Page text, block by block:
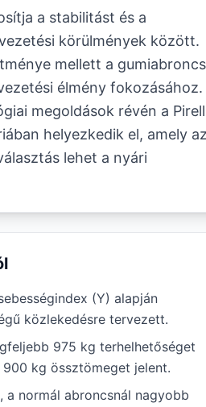
a stabilitást és a
körülmények között.
mellett a gumiabroncs
élmény fokozásához.
megoldások révén a
helyezkedik el, amely az
lehet a nyári
(Y) alapján
közlekedésre tervezett.
975 kg terhelhetőséget
kg össztömeget jelent.
normál abroncsnál nagyobb